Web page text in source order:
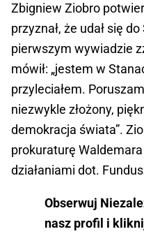
Zbigniew Ziobro
przyznał, że udał się
pierwszym wywiadzie
mówił: „jestem w
przyleciałem.
niezwykle złożony,
demokracja świata”.
prokuraturę
działaniami dot.
Obserwuj
nasz profil i